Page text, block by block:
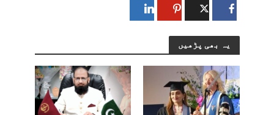
یہ بھی پڑھیں